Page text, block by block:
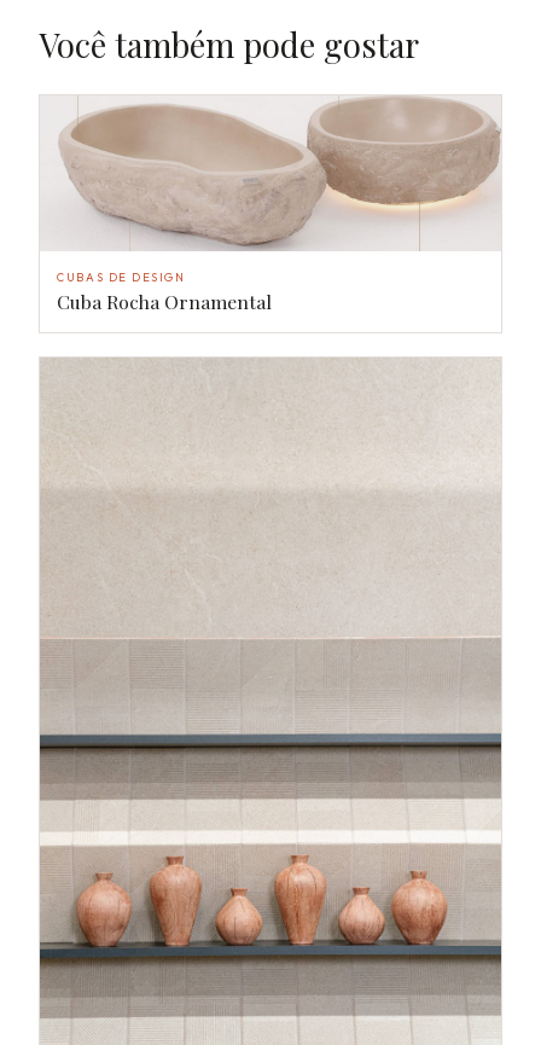
Você também pode gostar
CUBAS DE DESIGN
Cuba Rocha Ornamental